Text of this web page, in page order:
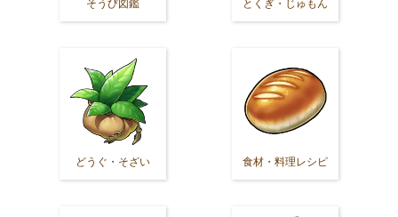
そうび図鑑 とくぎ・じゅもん
どうぐ・そざい 食材・料理レシピ